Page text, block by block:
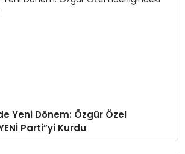
Yeni Dönem: Özgür Özel
Parti”yi Kurdu